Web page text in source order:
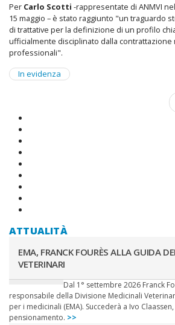
Per Carlo Scotti -rappresentate di ANMVI
15 maggio – è stato raggiunto "un traguardo
di trattative per la definizione di un profilo
ufficialmente disciplinato dalla contrattazione
professionali".
In evidenza
ATTUALITÀ
EMA, FRANCK FOURÈS ALLA GUIDA
VETERINARI
Dal 1° settembre 2026 Franck
responsabile della Divisione Medicinali
per i medicinali (EMA). Succederà a Ivo
pensionamento. >>